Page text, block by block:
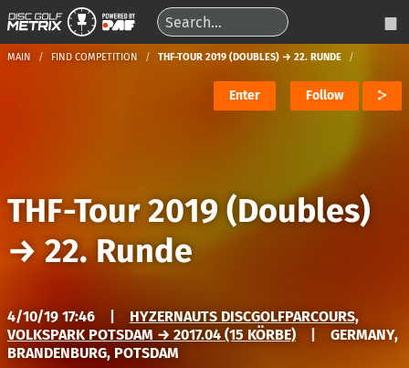
MAIN FIND COMPETITION THF-TOUR 2019 (DOUBLES) → 22. RUNDE
Enter Follow
THF-Tour 2019 (Doubles)
→ 22. Runde
4/10/19 17:46
HYZERNAUTS DISCGOLFPARCOURS,
VOLKSPARK POTSDAM → 2017.04 (15 KÖRBE)
GERMANY,
BRANDENBURG, POTSDAM